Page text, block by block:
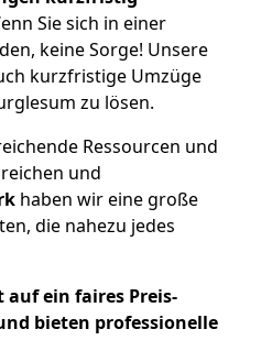
Sie sich in einer
keine Sorge! Unsere
kurzfristige Umzüge
zu lösen.
Ressourcen und
und
haben wir eine große
die nahezu jedes
auf ein faires Preis-
bieten professionelle